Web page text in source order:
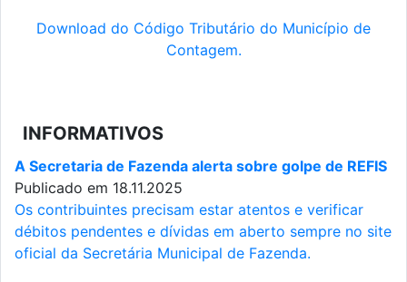
Download do Código Tributário do Município de
Contagem.
INFORMATIVOS
A Secretaria de Fazenda alerta sobre golpe de REFIS
Publicado em 18.11.2025
Os contribuintes precisam estar atentos e verificar
débitos pendentes e dívidas em aberto sempre no site
oficial da Secretária Municipal de Fazenda.